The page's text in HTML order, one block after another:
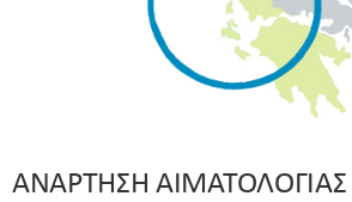
ΑΝΑΡΤΗΣΗ ΑΙΜΑΤΟΛΟΓΙΑΣ